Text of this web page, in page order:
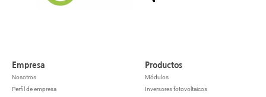
Empresa
Nosotros
Perfil de empresa
Productos
Módulos
Inversores fotovoltaicos